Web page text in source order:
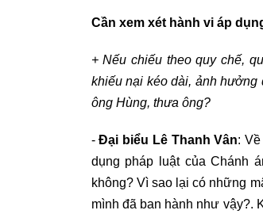
Cần xem xét hành vi áp
+ Nếu chiếu theo quy chế,
khiếu nại kéo dài, ảnh hưởng
ông Hùng, thưa ông?
-Đại biểu Lê Thanh Vân:
dụng pháp luật của Chánh
không? Vì sao lại có những
mình đã ban hành như vậy?.